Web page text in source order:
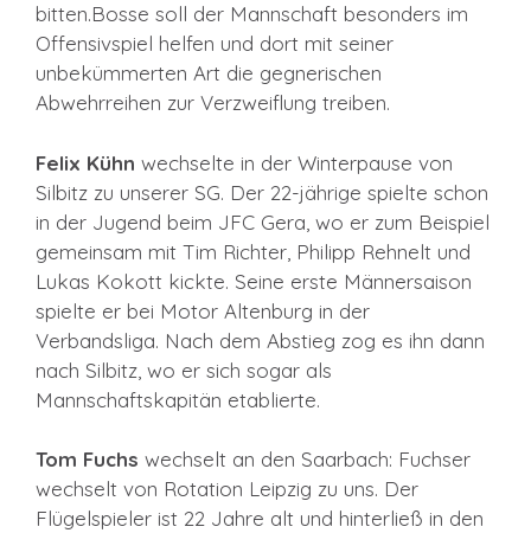
bitten.Bosse soll der Mannschaft besonders im
Offensivspiel helfen und dort mit seiner
unbekümmerten Art die gegnerischen
Abwehrreihen zur Verzweiflung treiben.
Felix Kühn wechselte in der Winterpause von
Silbitz zu unserer SG. Der 22-jährige spielte schon
in der Jugend beim JFC Gera, wo er zum Beispiel
gemeinsam mit Tim Richter, Philipp Rehnelt und
Lukas Kokott kickte. Seine erste Männersaison
spielte er bei Motor Altenburg in der
Verbandsliga. Nach dem Abstieg zog es ihn dann
nach Silbitz, wo er sich sogar als
Mannschaftskapitän etablierte.
Tom Fuchs wechselt an den Saarbach: Fuchser
wechselt von Rotation Leipzig zu uns. Der
Flügelspieler ist 22 Jahre alt und hinterließ in den